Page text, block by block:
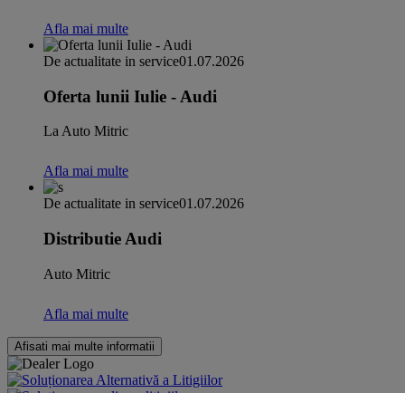
Afla mai multe
De actualitate in service01.07.2026
Oferta lunii Iulie - Audi
La Auto Mitric
Afla mai multe
De actualitate in service01.07.2026
Distributie Audi
Auto Mitric
Afla mai multe
Afisati mai multe informatii